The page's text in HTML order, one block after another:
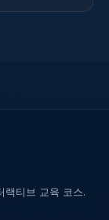
랙티브 교육 코스.